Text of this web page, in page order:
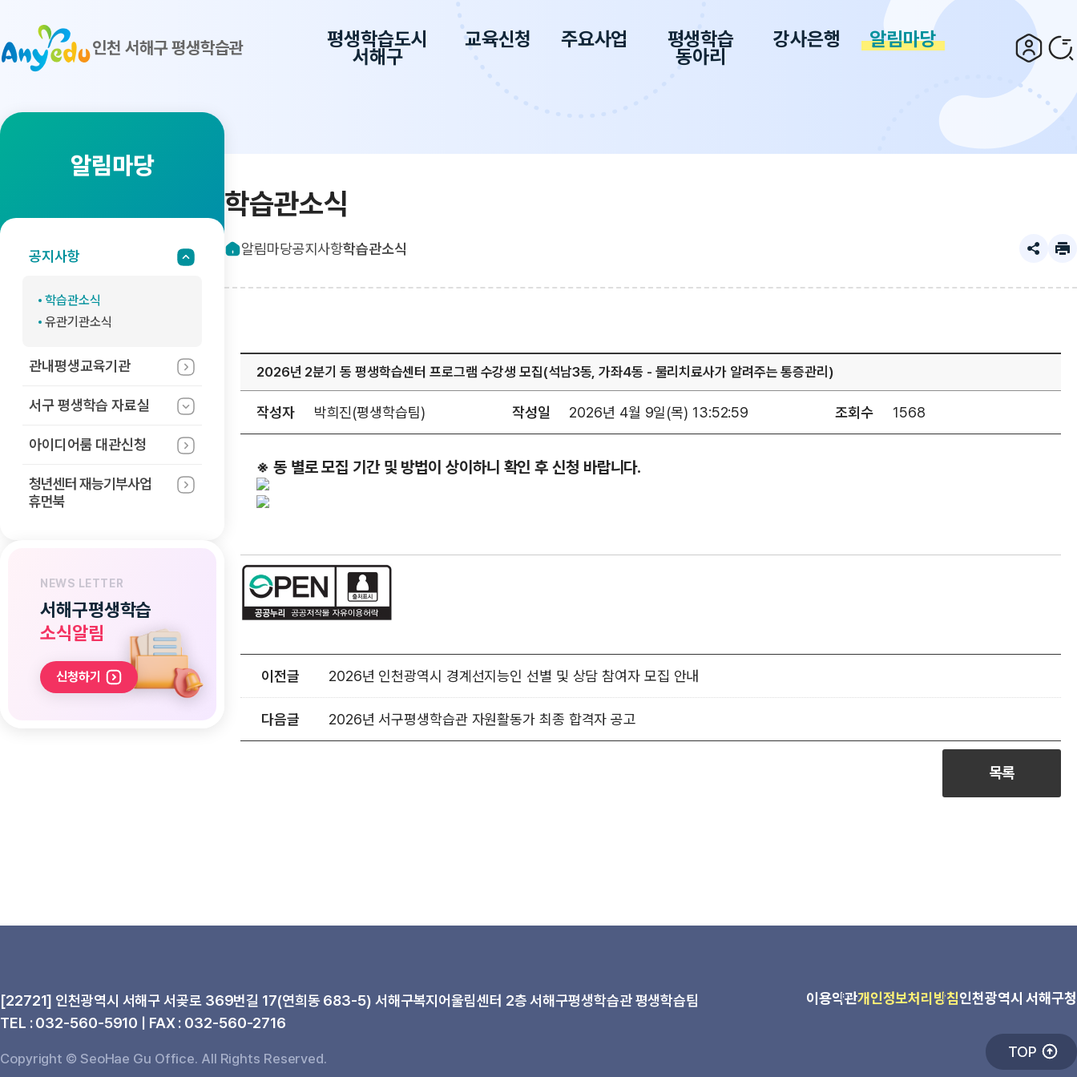
인천 서해구 평생학습관 평생학습도시
서해구
교육신청 주요사업 평생학습
동아리
강사은행 알림마당
알림마당
공지사항
학습관소식
유관기관소식
관내평생교육기관
서구 평생학습자료실
아이디어룸 대관신청
청년센터 재능기부사업
휴먼북
NEWS LETTER
서해구평생학습
소식알림
신청하기
학습관소식
알림마당공지사항학습관소식
2026년 2분기 동 평생학습센터 프로그램 수강생 모집(석남3동, 가좌4동 - 물리치료사가 알려주는 통증관리)
작성자 박희진(평생학습팀) 작성일 2026년 4월 9일(목) 13:52:59 조회수 1568
※ 동 별로 모집 기간 및 방법이 상이하니 확인 후 신청 바랍니다.
이전글 2026년 인천광역시 경계선지능인 선별 및 상담 참여자 모집 안내
다음글 2026년 서구평생학습관 자원활동가 최종 합격자 공고
목록
[22721] 인천광역시 서해구 서곶로 369번길 17(연희동 683-5) 서해구복지어울림센터 2층 서해구평생학습관 평생학습팀
TEL : 032-560-5910 | FAX : 032-560-2716
Copyright © SeoHae Gu Office. All Rights Reserved.
이용약관개인정보처리방침인천광역시 서해구청
TOP